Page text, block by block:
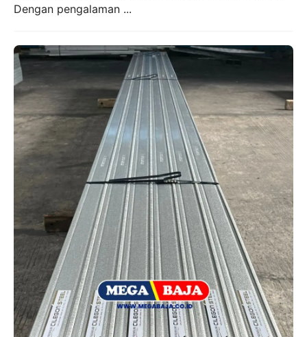
Dengan pengalaman ...